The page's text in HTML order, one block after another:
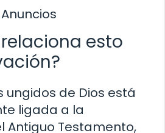
Anuncios
esto
ungidos de Dios está
ligada a la
Antiguo Testamento,